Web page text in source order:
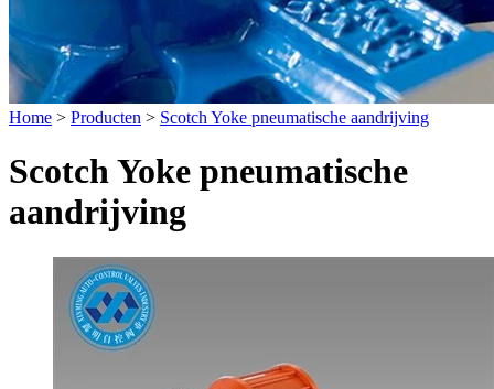
Home > Producten > Scotch Yoke pneumatische aandrijving
Scotch Yoke pneumatische
aandrijving